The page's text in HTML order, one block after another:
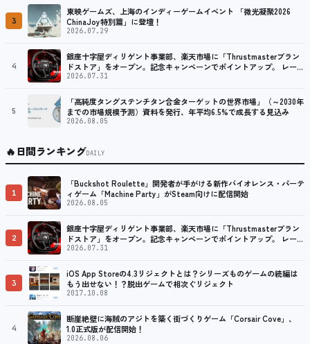
3
東映ゲームズ、上海のインディーゲームイベント 「微光凝聚2026
ChinaJoy特別篇」に登壇！
2026.07.29
4
銀座十字屋ディリゲント事業部、楽天市場に「Thrustmasterブラン
ドストア」をオープン。記念キャンペーンでポイントアップ。 レーシ
ング／フライトシム向けコントローラーを中心に、幅広くラインナッ
2026.07.31
5
「高純度タングステンチタン合金ターゲットの世界市場」（～2030年
までの市場規模予測）資料を発行、年平均6.5%で成長する見込み
2026.08.05
🔥日間ランキングDAILY
1
「Buckshot Roulette」開発者が手がける新作バイオレンス・パーテ
ィゲーム「Machine Party」がSteam向けに配信開始
2026.08.05
2
銀座十字屋ディリゲント事業部、楽天市場に「Thrustmasterブラン
ドストア」をオープン。記念キャンペーンでポイントアップ。 レーシ
ング／フライトシム向けコントローラーを中心に、幅広くラインナッ
2026.07.31
3
iOS App Storeの4.3リジェクトとは？シリーズものゲームの続編は
もう出せない！？脱出ゲームで相次ぐリジェクト
2017.10.08
4
断崖絶壁に海賊のアジトを築く街づくりゲーム「Corsair Cove」、
1.0正式版が配信開始！
2026.08.06